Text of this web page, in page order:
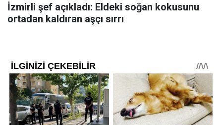
İzmirli şef açıkladı: Eldeki soğan kokusunu
ortadan kaldıran aşçı sırrı